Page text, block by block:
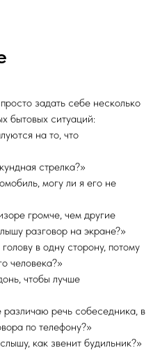
задать себе несколько
бытовых ситуаций:
на то, что
стрелка?»
могу ли я его не
громче, чем другие
разговор на экране?»
в одну сторону, потому
человека?»
чтобы лучше
различаю речь собеседника, в
по телефону?»
как звенит будильник?»